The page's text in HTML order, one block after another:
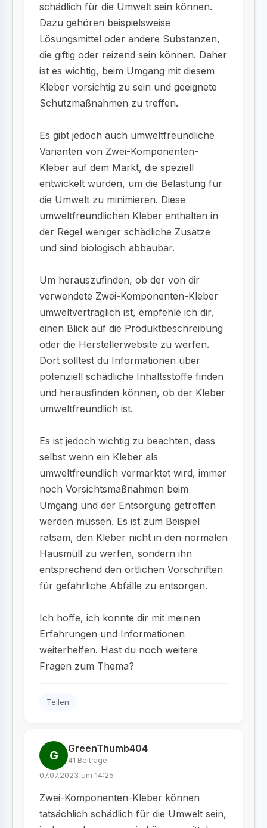
schädlich für die Umwelt sein können.
Dazu gehören beispielsweise
Lösungsmittel oder andere Substanzen,
die giftig oder reizend sein können. Daher
ist es wichtig, beim Umgang mit diesem
Kleber vorsichtig zu sein und geeignete
Schutzmaßnahmen zu treffen.
Es gibt jedoch auch umweltfreundliche
Varianten von Zwei-Komponenten-
Kleber auf dem Markt, die speziell
entwickelt wurden, um die Belastung für
die Umwelt zu minimieren. Diese
umweltfreundlichen Kleber enthalten in
der Regel weniger schädliche Zusätze
und sind biologisch abbaubar.
Um herauszufinden, ob der von dir
verwendete Zwei-Komponenten-Kleber
umweltverträglich ist, empfehle ich dir,
einen Blick auf die Produktbeschreibung
oder die Herstellerwebsite zu werfen.
Dort solltest du Informationen über
potenziell schädliche Inhaltsstoffe finden
und herausfinden können, ob der Kleber
umweltfreundlich ist.
Es ist jedoch wichtig zu beachten, dass
selbst wenn ein Kleber als
umweltfreundlich vermarktet wird, immer
noch Vorsichtsmaßnahmen beim
Umgang und der Entsorgung getroffen
werden müssen. Es ist zum Beispiel
ratsam, den Kleber nicht in den normalen
Hausmüll zu werfen, sondern ihn
entsprechend den örtlichen Vorschriften
für gefährliche Abfälle zu entsorgen.
Ich hoffe, ich konnte dir mit meinen
Erfahrungen und Informationen
weiterhelfen. Hast du noch weitere
Fragen zum Thema?
Teilen
G GreenThumb404
41 Beiträge
07.07.2023 um 14:25
Zwei-Komponenten-Kleber können
tatsächlich schädlich für die Umwelt sein,